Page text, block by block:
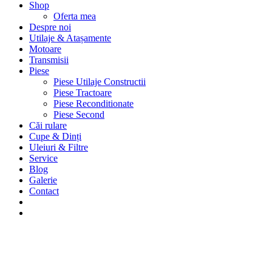
Shop
Oferta mea
Despre noi
Utilaje & Atașamente
Motoare
Transmisii
Piese
Piese Utilaje Constructii
Piese Tractoare
Piese Reconditionate
Piese Second
Căi rulare
Cupe & Dinți
Uleiuri & Filtre
Service
Blog
Galerie
Contact